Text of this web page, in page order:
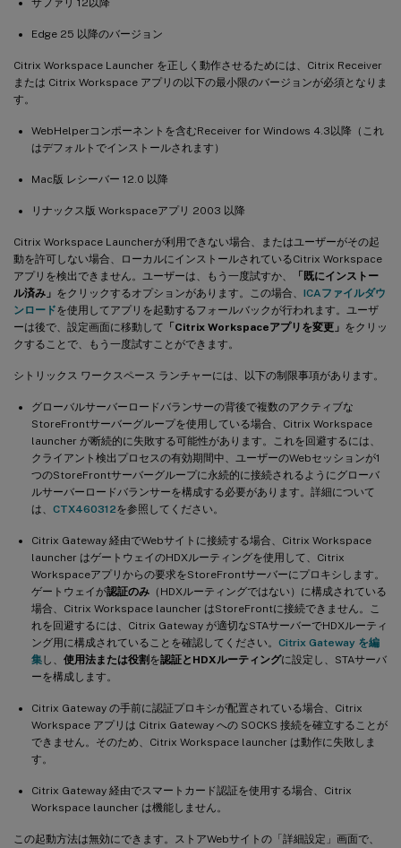
Edge 25 以降のバージョン
Citrix Workspace Launcher を正しく動作させるためには、Citrix Receiver
または Citrix Workspace アプリの以下の最小限のバージョンが必須となりま
す。
WebHelperコンポーネントを含むReceiver for Windows 4.3以降（これ
はデフォルトでインストールされます）
Mac版 レシーバー 12.0 以降
リナックス版 Workspaceアプリ 2003 以降
Citrix Workspace Launcherが利用できない場合、またはユーザーがその起
動を許可しない場合、ローカルにインストールされているCitrix Workspace
アプリを検出できません。ユーザーは、もう一度試すか、
「既にインストー
ル済み」 をクリックするオプションがあります。この場合、 ICAファイルダウ
ンロードを使用してアプリを起動するフォールバックが行われます。ユーザ
ーは後で、設定画面に移動して 「Citrix Workspaceアプリを変更」 をクリッ
クすることで、もう一度試すことができます。
シトリックス ワークスペース ランチャーには、以下の制限事項があります。
グローバルサーバーロードバランサーの背後で複数のアクティブな
StoreFrontサーバーグループを使用している場合、Citrix Workspace
launcher が断続的に失敗する可能性があります。これを回避するには、
クライアント検出プロセスの有効期間中、ユーザーのWebセッションが1
つのStoreFrontサーバーグループに永続的に接続されるようにグローバ
ルサーバーロードバランサーを構成する必要があります。詳細について
は、 CTX460312を参照してください。
Citrix Gateway 経由でWebサイトに接続する場合、Citrix Workspace
launcher はゲートウェイのHDXルーティングを使用して、Citrix
Workspaceアプリからの要求をStoreFrontサーバーにプロキシします。
ゲートウェイが認証のみ （HDXルーティングではない）に構成されている
場合、Citrix Workspace launcher はStoreFrontに接続できません。こ
れを回避するには、Citrix Gateway が適切なSTAサーバーでHDXルーティ
ング用に構成されていることを確認してください。 Citrix Gateway を編
集し、 使用法または役割 を認証とHDXルーティングに設定し、STAサーバ
ーを構成します。
Citrix Gateway の手前に認証プロキシが配置されている場合、Citrix
Workspace アプリは Citrix Gateway への SOCKS 接続を確立することが
できません。そのため、Citrix Workspace launcher は動作に失敗しま
す。
Citrix Gateway 経由でスマートカード認証を使用する場合、Citrix
Workspace launcher は機能しません。
この起動方法は無効にできます。ストアWebサイトの「詳細設定」画面で、